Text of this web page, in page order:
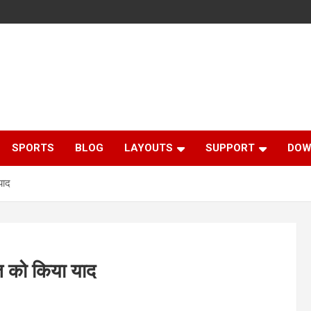
SPORTS BLOG LAYOUTS SUPPORT
किया याद